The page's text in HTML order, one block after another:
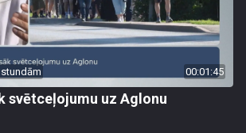
00:01:45
svētceļojumu uz Aglonu